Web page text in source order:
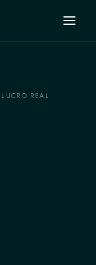
REAL